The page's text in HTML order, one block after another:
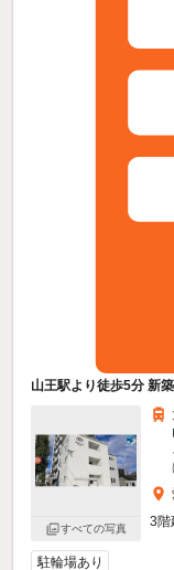
山王駅より徒歩5分 新
すべての写真
3階
駐輪場あり